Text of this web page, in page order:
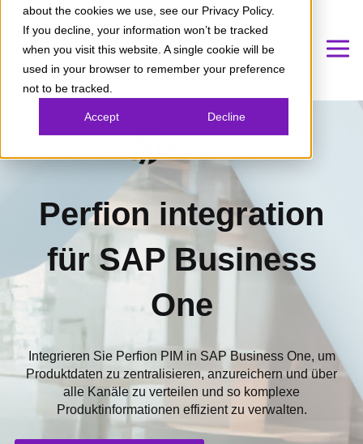
about the cookies we use, see our Privacy Policy.
If you decline, your information won’t be tracked
when you visit this website. A single cookie will be
used in your browser to remember your preference
not to be tracked.
Accept Decline
Perfion integration
für SAP Business
One
Integrieren Sie Perfion PIM in SAP Business One, um
Produktdaten zu zentralisieren, anzureichern und über
alle Kanäle zu verteilen und so komplexe
Produktinformationen effizient zu verwalten.